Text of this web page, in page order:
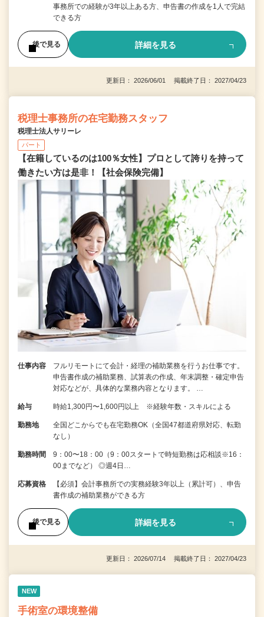
事務所での経験が3年以上ある方、申告書の作成を1人で完結
できる方
後で見る 詳細を見る
更新日： 2026/06/01 掲載終了日： 2027/04/23
税理士事務所の在宅勤務スタッフ
税理士法人サリーレ
パート
【在籍しているのは100％女性】プロとして誇りを持って
働きたい方は是非！【社会保険完備】
仕事内容
フルリモートにて会計・経理の補助業務を行うお仕事です。
申告書作成の補助業務、試算表の作成、年末調整・確定申告
対応などが、具体的な業務内容となります。 …
給与 時給1,300円〜1,600円以上 ※経験年数・スキルによる
勤務地
全国どこからでも在宅勤務OK（全国47都道府県対応、転勤
なし）
勤務時間
9：00〜18：00（9：00スタートで時短勤務は応相談※16：
00までなど） ◎週4日…
応募資格
【必須】会計事務所での実務経験3年以上（累計可）、申告
書作成の補助業務ができる方
後で見る 詳細を見る
更新日： 2026/07/14 掲載終了日： 2027/04/23
NEW
手術室の環境整備